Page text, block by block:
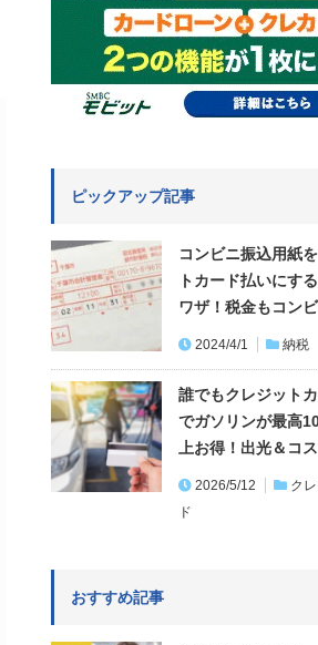
ピックアップ記事
コンビニ振込用紙
トカード払いにす
ワザ！税金もコン
2024/4/1 納税
誰でもクレジット
でガソリンが最高
上お得！出光＆コ
2026/5/12
ク
ド
おすすめ記事